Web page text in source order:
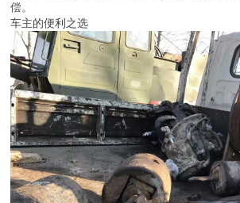
偿。
车主的便利之选